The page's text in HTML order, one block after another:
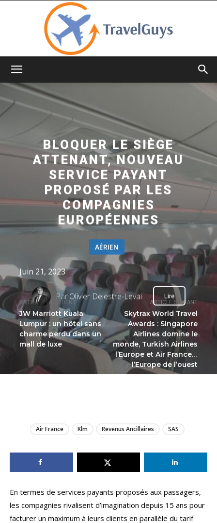
ARTICLE PRÉCÉDENT
JW Marriott Kuala
Lumpur : un hôtel sans
charme perdu dans un
mall de luxe
ARTICLE SUIVANT
Skytrax World Travel
Awards : Singapore
Airlines domine le
monde, Turkish Airlines
l’Europe et Air France…
l’Europe de l’ouest
BLOQUER LE SIÈGE
ATTENANT, NOUVEAU
SERVICE PAYANT
PROPOSÉ PAR LES
COMPAGNIES
EUROPÉENNES
AÉRIEN
Juin 21, 2023
ParOlivier Delestre-Levai Lire
Air France Klm Revenus Ancillaires SAS
En termes de services payants proposés aux passagers,
les compagnies rivalisent d’imagination depuis 15 ans pour
facturer un maximum à leurs clients en parallèle du tarif